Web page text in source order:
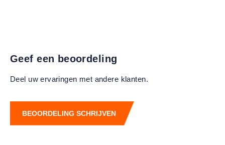
Geef een beoordeling
Deel uw ervaringen met andere klanten.
BEOORDELING SCHRIJVEN